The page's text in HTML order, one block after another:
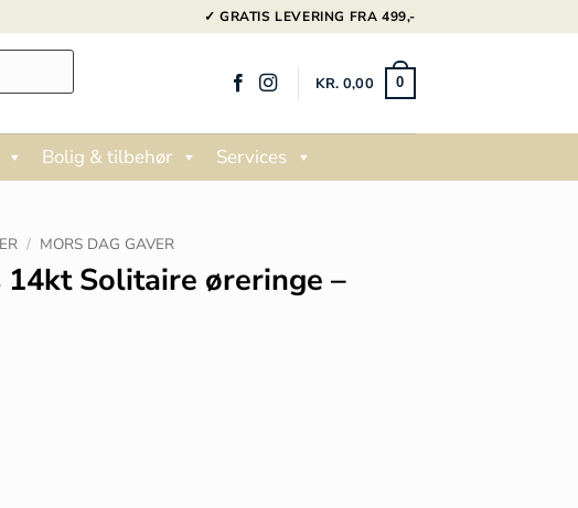
✓ GRATIS LEVERING FRA 499,-
KR. 0,00 0
Bolig & tilbehør Services
/ MORS DAG GAVER
Solitaire øreringe –
øreringe - 022197 antal